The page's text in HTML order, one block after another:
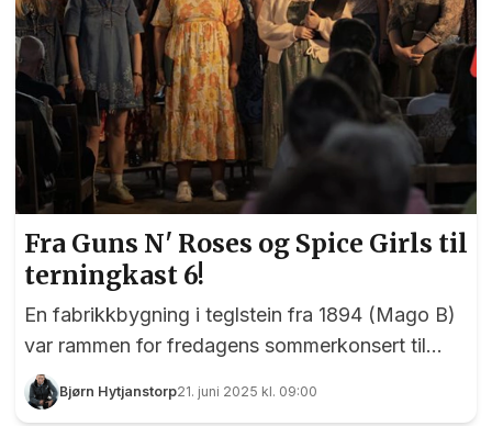
Fra Guns N' Roses og Spice Girls til
terningkast 6!
En fabrikkbygning i teglstein fra 1894 (Mago B)
var rammen for fredagens sommerkonsert til
Kortreist - koret som i august har holdt det
gående i tre år. I løpet av denne tiden har koret
Bjørn Hytjanstorp21. juni 2025 kl. 09:00